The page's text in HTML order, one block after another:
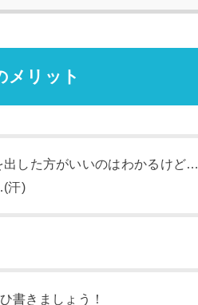
メリット
出した方がいいのはわかるけど…
汗)
書きましょう！